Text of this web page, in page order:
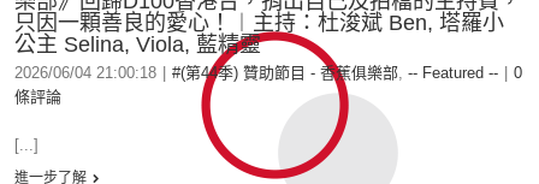
只因一顆善良的愛心！︱主持：杜浚斌 Ben, 塔羅小
公主 Selina, Viola, 藍精靈
2026/06/04 21:00:18 #(第44季) 贊助節目 - 香蕉俱樂部, -- Featured --
0
條評論
[...]
進一步了解